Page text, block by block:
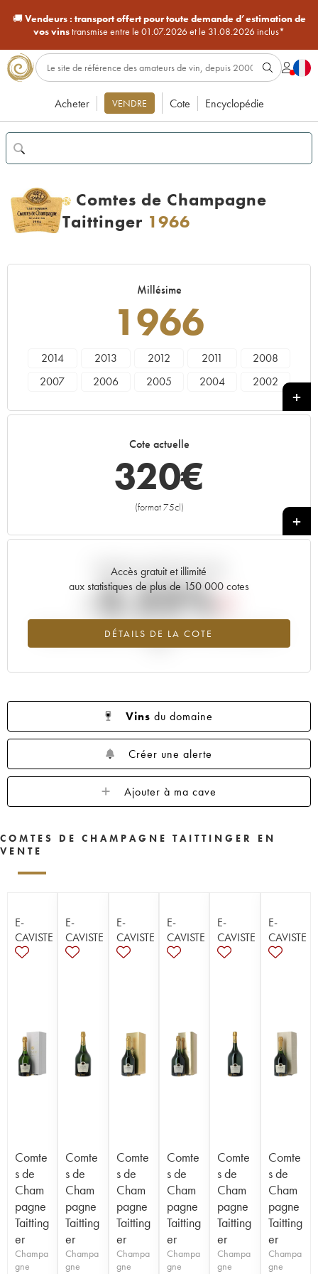
🚚Vendeurs : transport offert pour toute demande d’estimation de
vos vinstransmise entre le 01.07.2026 et le 31.08.2026 inclus*
Acheter VENDRE Cote Encyclopédie
H
Comtes de Champagne
Taittinger 1966
Millésime
1966
2014 2013 2012 2011
2008
2007
2006 2005 2004
2002
1983
1976 1975
Cote actuelle
320€
(format 75cl)
+
Accès gratuit et illimité
aux statistiques de plus de 150 000 cotes
DÉTAILS DE LA COTE
Tendance actuelle de la cote
-2.22%
Tendance à la baisse du millésime 1966 en 2026 par rapport à
Vins du domaine
Créer une alerte
Ajouter à ma cave
COMTES DE CHAMPAGNE TAITTINGER EN
VENTE
E-
CAVISTE
Comte
s de
Cham
pagne
Taitting
er
Champa
gne
E-
CAVISTE
Comte
s de
Cham
pagne
Taitting
er
Champa
gne
E-
CAVISTE
Comte
s de
Cham
pagne
Taitting
er
Champa
gne
E-
CAVISTE
Comte
s de
Cham
pagne
Taitting
er
Champa
gne
E-
CAVISTE
Comte
s de
Cham
pagne
Taitting
er
Champa
gne
E-
CAVISTE
Comte
s de
Cham
pagne
Taitting
er
Champa
gne